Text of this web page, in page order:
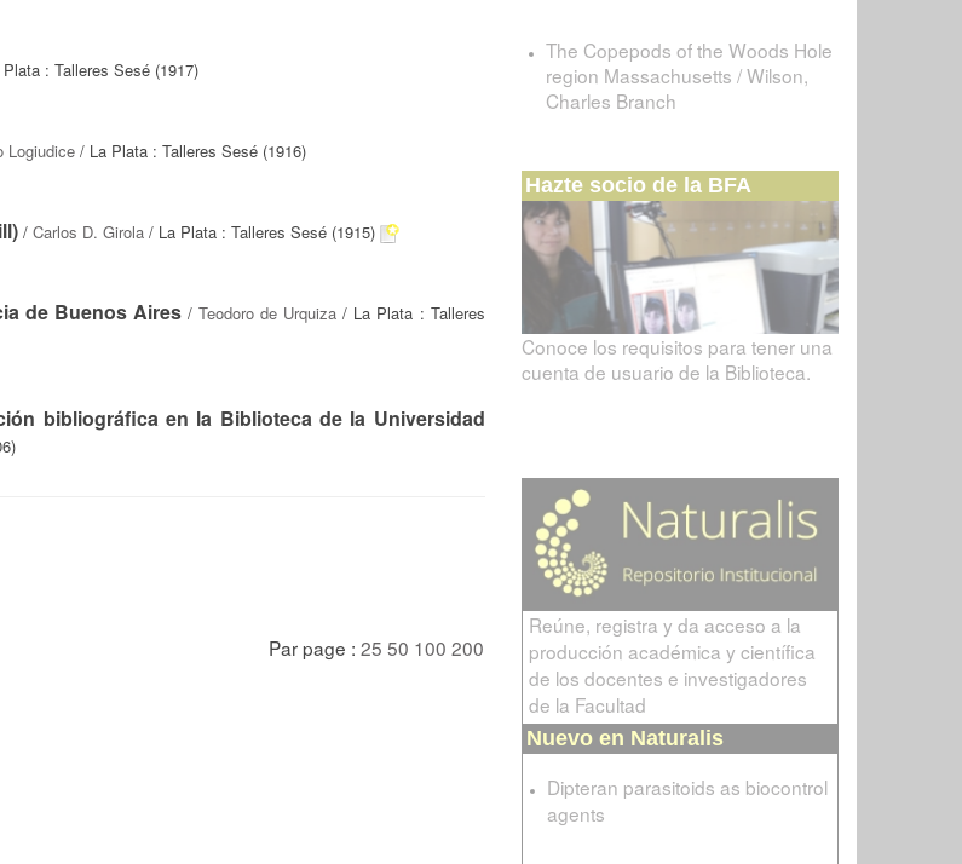
: Talleres Sesé (1917)
Logiudice / La Plata : Talleres Sesé (1916)
/ Carlos D. Girola / La Plata : Talleres Sesé (1915)
de Buenos Aires /Teodoro de Urquiza / La Plata : Talleres
bibliográfica en la Biblioteca de la Universidad
Par page : 25 50 100 200
The Copepods of the Woods Hole
region Massachusetts / Wilson,
Charles Branch
Hazte socio de la BFA
Conoce los requisitos para tener una
cuenta de usuario de la Biblioteca.
Reúne, registra y da acceso a la
producción académica y científica
de los docentes e investigadores
de la Facultad
Nuevo en Naturalis
Dipteran parasitoids as biocontrol
agents